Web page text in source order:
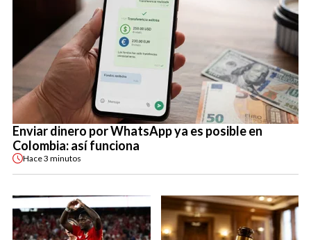
Enviar dinero por WhatsApp ya es posible en
Colombia: así funciona
Hace3 minutos